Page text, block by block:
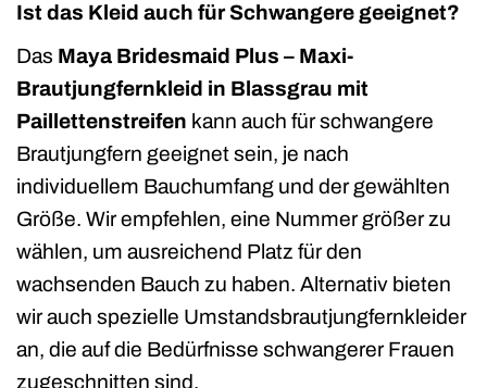
Ist das Kleid auch für Schwangere geeignet?
Das Maya Bridesmaid Plus – Maxi-
Brautjungfernkleid in Blassgrau mit
Paillettenstreifen kann auch für schwangere
Brautjungfern geeignet sein, je nach
individuellem Bauchumfang und der gewählten
Größe. Wir empfehlen, eine Nummer größer zu
wählen, um ausreichend Platz für den
wachsenden Bauch zu haben. Alternativ bieten
wir auch spezielle Umstandsbrautjungfernkleider
an, die auf die Bedürfnisse schwangerer Frauen
zugeschnitten sind.